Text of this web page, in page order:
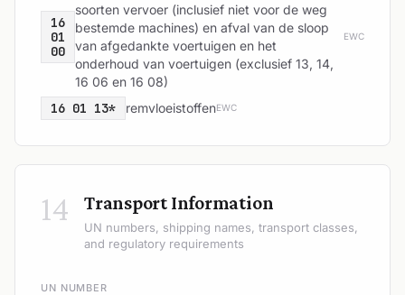
16
01
00
soorten vervoer (inclusief niet voor de weg
bestemde machines) en afval van de sloop
van afgedankte voertuigen en het
onderhoud van voertuigen (exclusief 13, 14,
16 06 en 16 08)
EWC
16 01 13* remvloeistoffenEWC
14 Transport Information
UN numbers, shipping names, transport classes,
and regulatory requirements
UN NUMBER